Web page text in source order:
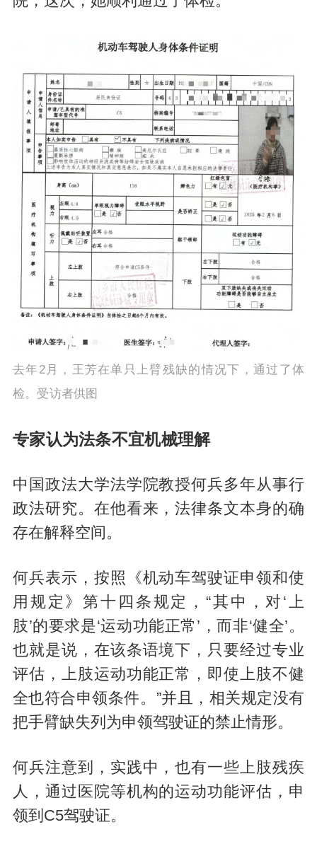
去年2月，王芳在单只上臂残缺的情况下，通过了体
检。受访者供图
专家认为法条不宜机械理解
中国政法大学法学院教授何兵多年从事行
政法研究。在他看来，法律条文本身的确
存在解释空间。
何兵表示，按照《机动车驾驶证申领和使
用规定》第十四条规定，“其中，对‘上
肢’的要求是‘运动功能正常’，而非‘健全’。
也就是说，在该条语境下，只要经过专业
评估，上肢运动功能正常，即使上肢不健
全也符合申领条件。”并且，相关规定没有
把手臂缺失列为申领驾驶证的禁止情形。
何兵注意到，实践中，也有一些上肢残疾
人，通过医院等机构的运动功能评估，申
领到C5驾驶证。